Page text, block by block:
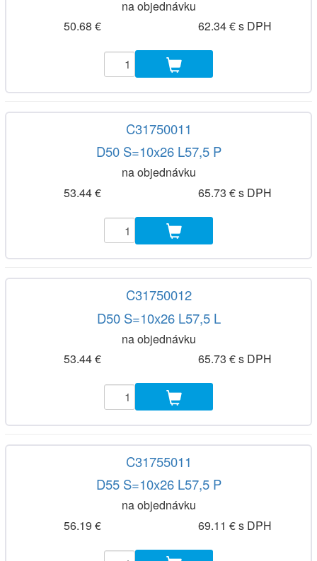
na objednávku
50.68 €
62.34 € s DPH
C31750011
D50 S=10x26 L57,5 P
na objednávku
53.44 €
65.73 € s DPH
C31750012
D50 S=10x26 L57,5 L
na objednávku
53.44 €
65.73 € s DPH
C31755011
D55 S=10x26 L57,5 P
na objednávku
56.19 €
69.11 € s DPH